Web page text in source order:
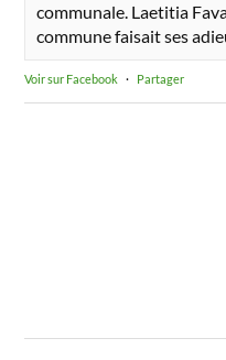
communale. Laetitia
commune faisait ses
Voir sur Facebook · Partager